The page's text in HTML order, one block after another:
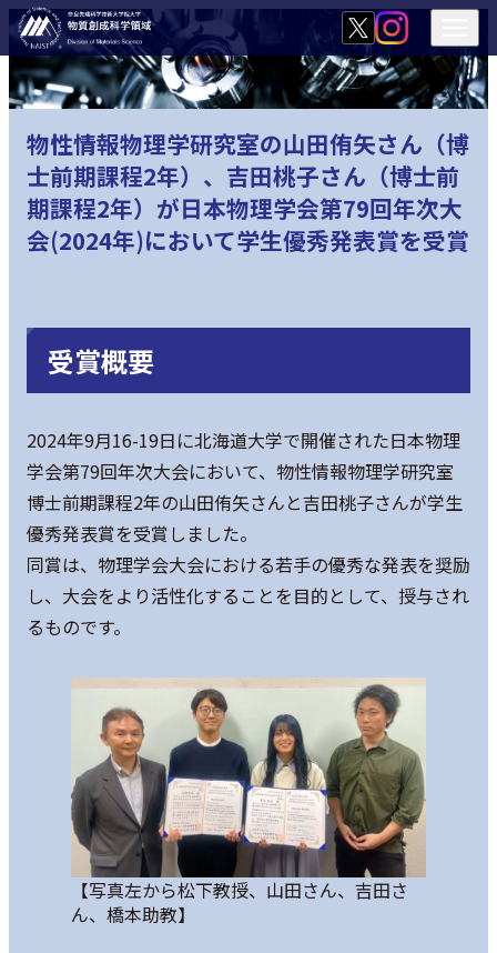
物性情報物理学研究室の山田侑矢さん（博
士前期課程2年）、吉田桃子さん（博士前
期課程2年）が日本物理学会第79回年次大
会(2024年)において学生優秀発表賞を受賞
受賞概要
2024年9月16-19日に北海道大学で開催された日本物理
学会第79回年次大会において、物性情報物理学研究室
博士前期課程2年の山田侑矢さんと吉田桃子さんが学生
優秀発表賞を受賞しました。
同賞は、物理学会大会における若手の優秀な発表を奨励
し、大会をより活性化することを目的として、授与され
るものです。
【写真左から松下教授、山田さん、吉田さ
ん、橋本助教】